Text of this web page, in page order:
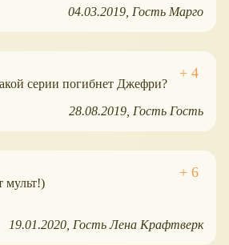
04.03.2019 Гость Марго
серии погибнет Джефри?
28.08.2019 Гость Гость
мульт!)
19.01.2020 Гость Лена Крафтверк